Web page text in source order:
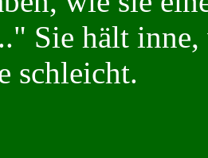
Sie hält inne,
schleicht.